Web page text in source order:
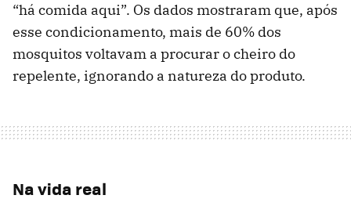
“há comida aqui”. Os dados mostraram que, após
esse condicionamento, mais de 60% dos
mosquitos voltavam a procurar o cheiro do
repelente, ignorando a natureza do produto.
Na vida real